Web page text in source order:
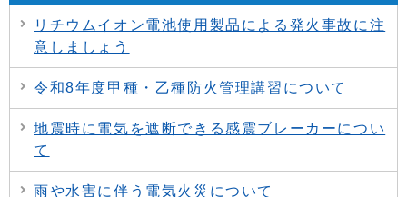
リチウムイオン電池使用製品による発火事故に注
意しましょう
令和8年度甲種・乙種防火管理講習について
地震時に電気を遮断できる感震ブレーカーについ
て
雨や水害に伴う電気火災について